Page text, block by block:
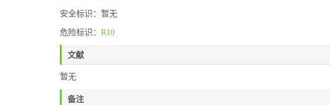
安全标识：暂无
危险标识： R10
文献
暂无
备注